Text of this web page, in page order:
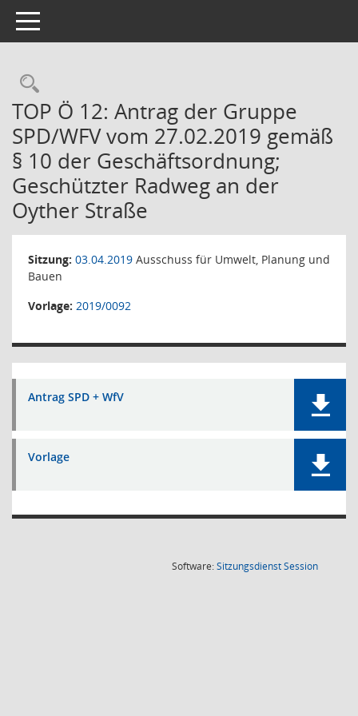
Toggle navigation
Rechercheauswahl
TOP Ö 12: Antrag der Gruppe
SPD/WFV vom 27.02.2019 gemäß
§ 10 der Geschäftsordnung;
Geschützter Radweg an der
Oyther Straße
Sitzung: 03.04.2019 Ausschuss für Umwelt, Planung und
Bauen
Vorlage: 2019/0092
Antrag SPD + WfV
Vorlage
Software:SitzungsdienstSession(Wird in